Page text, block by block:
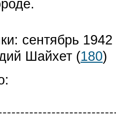
сентябрь 1942
Шайхет (180)